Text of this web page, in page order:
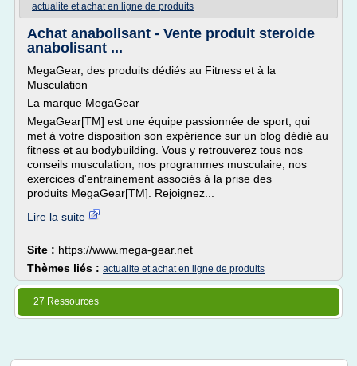
actualite et achat en ligne de produits
Achat anabolisant - Vente produit steroide
anabolisant ...
MegaGear, des produits dédiés au Fitness et à la
Musculation
La marque MegaGear
MegaGear[TM] est une équipe passionnée de sport, qui
met à votre disposition son expérience sur un blog dédié au
fitness et au bodybuilding. Vous y retrouverez tous nos
conseils musculation, nos programmes musculaire, nos
exercices d'entrainement associés à la prise des
produits MegaGear[TM]. Rejoignez...
Lire la suite
Site : https://www.mega-gear.net
Thèmes liés : actualite et achat en ligne de produits
27 Ressources